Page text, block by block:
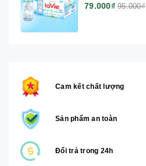
79.000₫ 95.000₫
Cam kết chất lượng
Sản phẩm an toàn
Đổi trả trong 24h